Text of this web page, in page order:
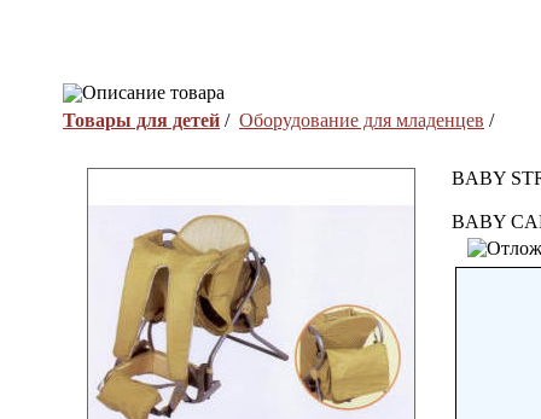
Описание товара
Товары для детей / Оборудование для младенцев /
BABY
BABY